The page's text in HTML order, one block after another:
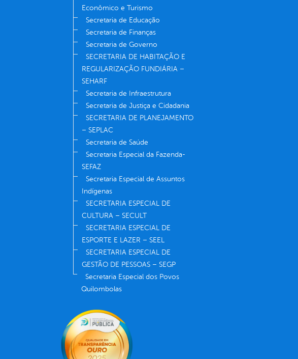
Econômico e Turismo
Secretaria de Educação
Secretaria de Finanças
Secretaria de Governo
SECRETARIA DE HABITAÇÃO E
REGULARIZAÇÃO FUNDIÁRIA –
SEHARF
Secretaria de Infraestrutura
Secretaria de Justiça e Cidadania
SECRETARIA DE PLANEJAMENTO
– SEPLAC
Secretaria de Saúde
Secretaria Especial da Fazenda-
SEFAZ
Secretaria Especial de Assuntos
Indígenas
SECRETARIA ESPECIAL DE
CULTURA – SECULT
SECRETARIA ESPECIAL DE
ESPORTE E LAZER – SEEL
SECRETARIA ESPECIAL DE
GESTÃO DE PESSOAS – SEGP
Secretaria Especial dos Povos
Quilombolas